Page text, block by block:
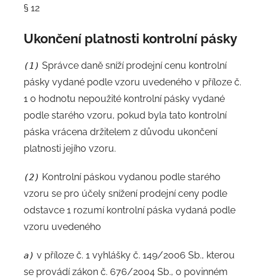
§ 12
Ukončení platnosti kontrolní pásky
(1) Správce daně sníží prodejní cenu kontrolní
pásky vydané podle vzoru uvedeného v příloze č.
1 o hodnotu nepoužité kontrolní pásky vydané
podle starého vzoru, pokud byla tato kontrolní
páska vrácena držitelem z důvodu ukončení
platnosti jejího vzoru.
(2) Kontrolní páskou vydanou podle starého
vzoru se pro účely snížení prodejní ceny podle
odstavce 1 rozumí kontrolní páska vydaná podle
vzoru uvedeného
a) v příloze č. 1 vyhlášky č. 149/2006 Sb., kterou
se provádí zákon č. 676/2004 Sb., o povinném